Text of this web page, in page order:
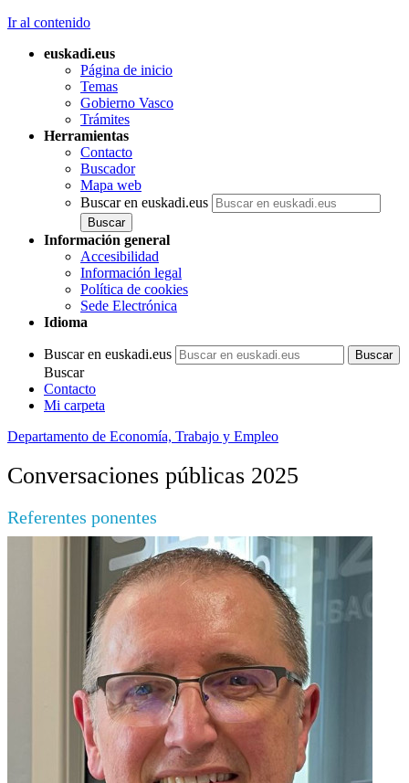
Ir al contenido
euskadi.eus
Página de inicio
Temas
Gobierno Vasco
Trámites
Herramientas
Contacto
Buscador
Mapa web
Buscar en euskadi.eus
Información general
Accesibilidad
Información legal
Política de cookies
Sede Electrónica
Idioma
Buscar en euskadi.eus
Buscar
Contacto
Mi carpeta
Departamento de Economía, Trabajo y Empleo
Conversaciones públicas 2025
Referentes ponentes